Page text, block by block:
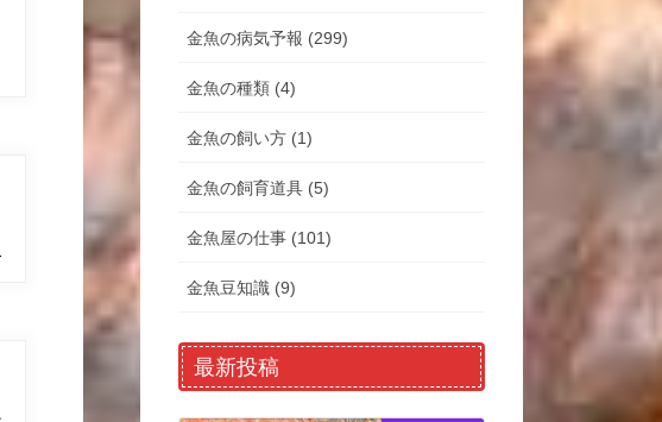
金魚の病気予報 (299)
金魚の種類 (4)
金魚の飼い方 (1)
金魚の飼育道具 (5)
金魚屋の仕事 (101)
金魚豆知識 (9)
最新投稿